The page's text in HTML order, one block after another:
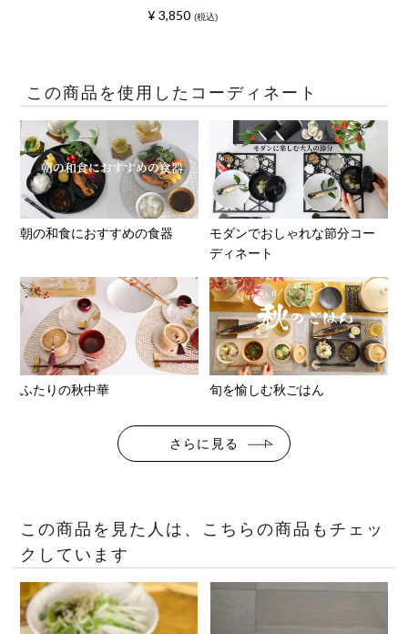
¥ 3,850 税込
この商品を使用したコーディネート
朝の和食におすすめの食器
モダンでおしゃれな節分コー
ディネート
ふたりの秋中華 旬を愉しむ秋ごはん
さらに見る
この商品を見た人は、こちらの商品もチェッ
クしています